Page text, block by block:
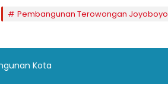
Pembangunan Terowongan Joyoboyo
Kota